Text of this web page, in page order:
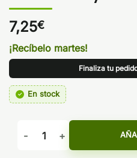
7,25€
¡Recíbelo martes!
Finaliza tu
En stock
Aroma Cookie Supra